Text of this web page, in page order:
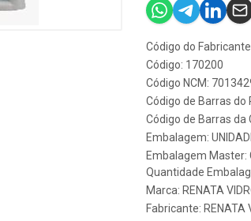
Código do
Código: 170200
Código NCM:
Código de Barras
Código de Barras da
Embalagem:
Embalagem Master:
Quantidade
Marca: RENATA
Fabricante: RENATA